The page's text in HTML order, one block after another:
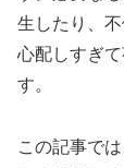
生したり、
心配しすぎ
す。
この記事で